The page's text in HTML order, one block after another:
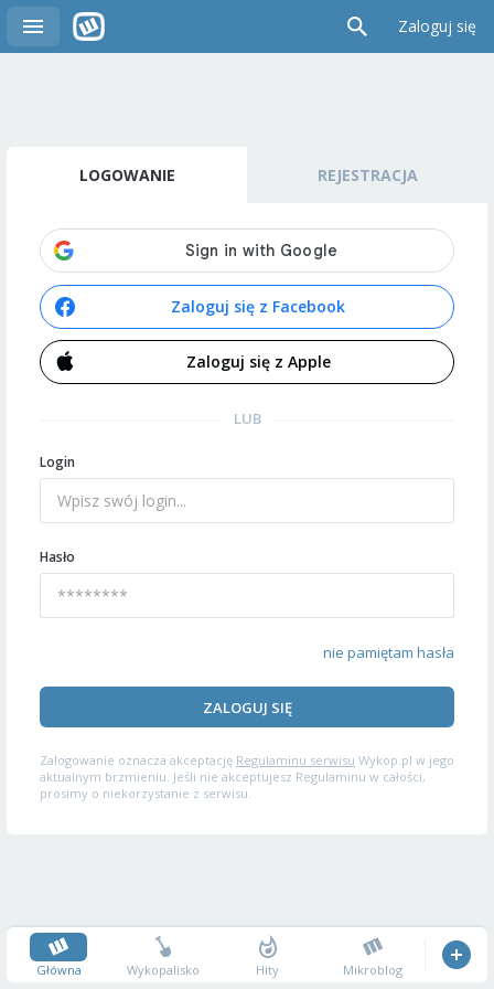
Zaloguj się
LOGOWANIE REJESTRACJA
Zaloguj się z Facebook
Zaloguj się z Apple
LUB
Login
Hasło
nie pamiętam hasła
ZALOGUJ SIĘ
Zalogowanie oznacza akceptację Regulaminu serwisu Wykop.pl w jego
aktualnym brzmieniu. Jeśli nie akceptujesz Regulaminu w całości,
prosimy o niekorzystanie z serwisu.
Główna Wykopalisko Hity Mikroblog